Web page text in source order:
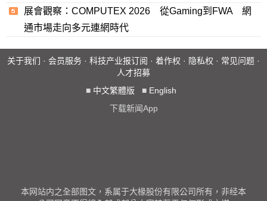
展會觀察：COMPUTEX 2026 從Gaming到FWA 網
通市場走向多元連網時代
关于我们 · 会员服务 · 科技产业报订阅 · 着作权 · 隐私权 · 常见问题 ·
人才招募
■ 中文繁體版 ■ English
下载新闻App
本网站内之全部图文，系属于大椽股份有限公司所有，非经本